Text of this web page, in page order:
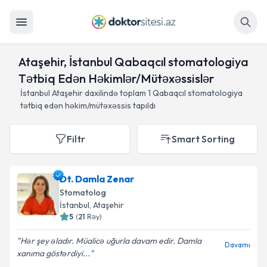
Ataşehir, İstanbul Qabaqcıl stomatologiya
Tətbiq Edən Həkimlər/Mütəxəssislər
İstanbul Ataşehir daxilində toplam 1 Qabaqcıl stomatologiya
tətbiq edən həkim/mütəxəssis tapıldı
Filtr Smart Sorting
Dt. Damla Zenar
Stomatolog
İstanbul, Ataşehir
5 (21 Rəy)
Hər şey əladır. Müalicə uğurla davam edir. Damla
xanıma göstərdiyi...
Davamı